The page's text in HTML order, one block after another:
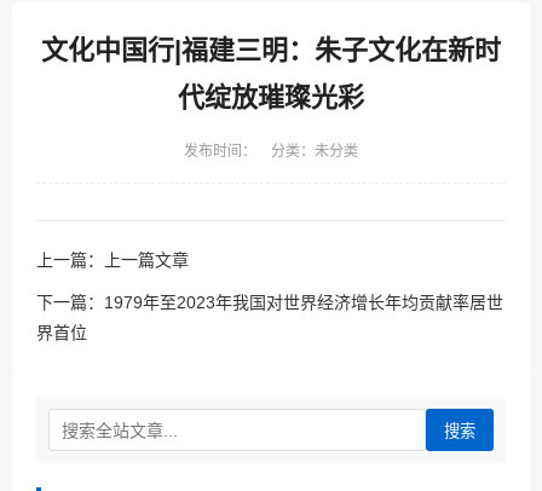
文化中国行|福建三明：朱子文化在新时
代绽放璀璨光彩
发布时间： 分类：未分类
上一篇： 上一篇文章
下一篇： 1979年至2023年我国对世界经济增长年均贡献率居世
界首位
搜索